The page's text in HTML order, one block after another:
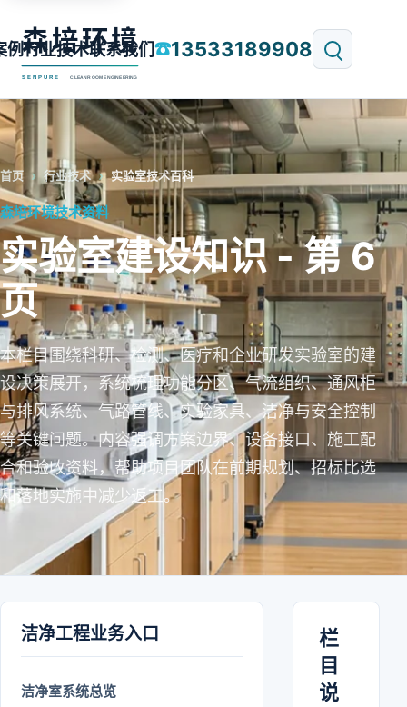
例行业技术联系我们☎13533189908
首页 行业技术 实验室技术百科
森培环境技术资料
实验室建设知识 - 第 6
页
本栏目围绕科研、检测、医疗和企业研发实验室的建
设决策展开，系统梳理功能分区、气流组织、通风柜
与排风系统、气路管线、实验家具、洁净与安全控制
等关键问题。内容强调方案边界、设备接口、施工配
合和验收资料，帮助项目团队在前期规划、招标比选
和落地实施中减少返工。
洁净工程业务入口
洁净室系统总览
栏
目
说